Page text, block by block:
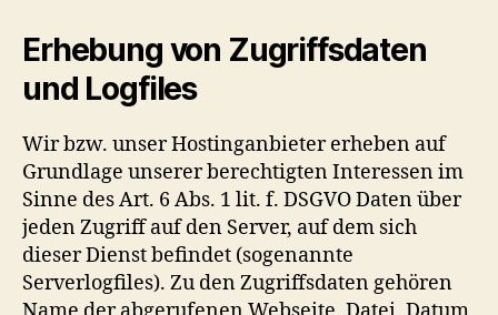
Erhebung von Zugriffsdaten
und Logfiles
Wir bzw. unser Hostinganbieter erheben auf
Grundlage unserer berechtigten Interessen im
Sinne des Art. 6 Abs. 1 lit. f. DSGVO Daten über
jeden Zugriff auf den Server, auf dem sich
dieser Dienst befindet (sogenannte
Serverlogfiles). Zu den Zugriffsdaten gehören